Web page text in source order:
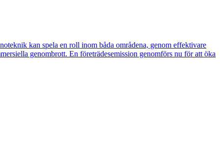
kan spela en roll inom båda områdena, genom effektivare
genombrott. En företrädesemission genomförs nu för att öka